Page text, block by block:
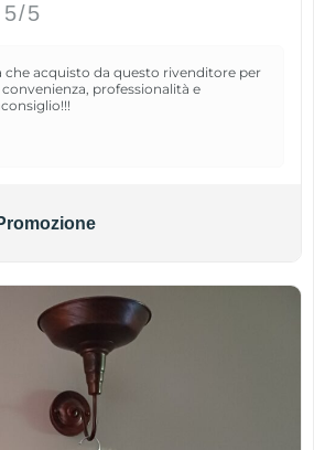
5/5
che acquisto da questo rivenditore per
professionalità e